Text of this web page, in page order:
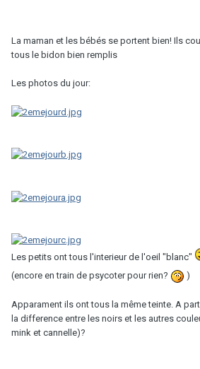
La maman et les bébés se portent bien! Ils
tous le bidon bien remplis
Les photos du jour:
Les petits ont tous l'interieur de l'oeil "blanc"
(encore en train de psycoter pour rien?
)
Apparament ils ont tous la même teinte. A
la difference entre les noirs et les autres
mink et cannelle)?